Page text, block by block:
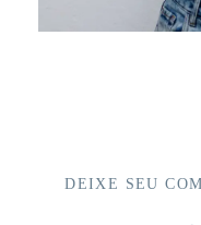
DEIXE SEU